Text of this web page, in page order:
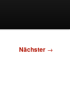
Nächster →